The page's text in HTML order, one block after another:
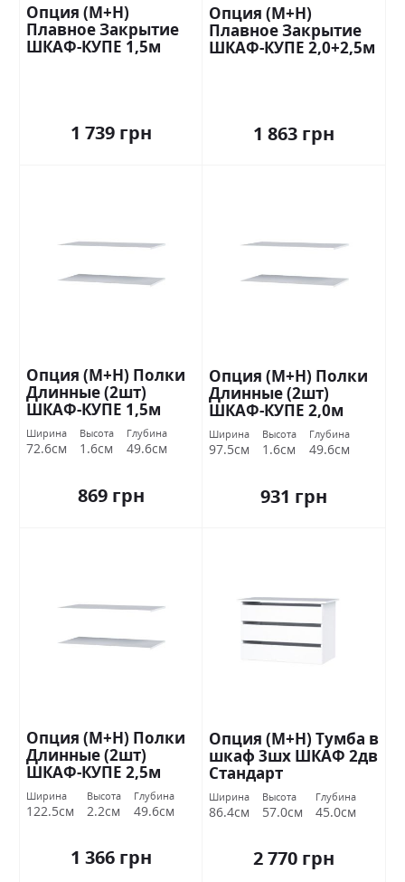
Опция (М+Н)
Плавное Закрытие
ШКАФ-КУПЕ 1,5м
1 739 грн
Опция (М+Н)
Плавное Закрытие
ШКАФ-КУПЕ 2,0+2,5м
1 863 грн
Опция (М+Н) Полки
Длинные (2шт)
ШКАФ-КУПЕ 1,5м
Стандарт
Ширина
72.6см
Высота
1.6см
Глубина
49.6см
869 грн
Опция (М+Н) Полки
Длинные (2шт)
ШКАФ-КУПЕ 2,0м
Стандарт
Ширина
97.5см
Высота
1.6см
Глубина
49.6см
931 грн
Опция (М+Н) Полки
Длинные (2шт)
ШКАФ-КУПЕ 2,5м
Стандарт
Ширина
122.5см
Высота
2.2см
Глубина
49.6см
1 366 грн
Опция (М+Н) Тумба в
шкаф 3шх ШКАФ 2дв
Стандарт
Ширина
86.4см
Высота
57.0см
Глубина
45.0см
2 770 грн